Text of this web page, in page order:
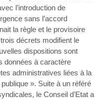
l’introduction de
sans l’accord
la règle et le provisoire
décrets modifient le
dispositions sont
données à caractère
administratives liées à la
». Suite à un référé
le Conseil d’Etat a